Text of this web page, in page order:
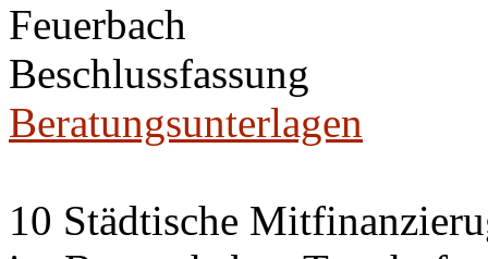
Feuerbach
Beschlussfassung
Beratungsunterlagen
10 Städtische